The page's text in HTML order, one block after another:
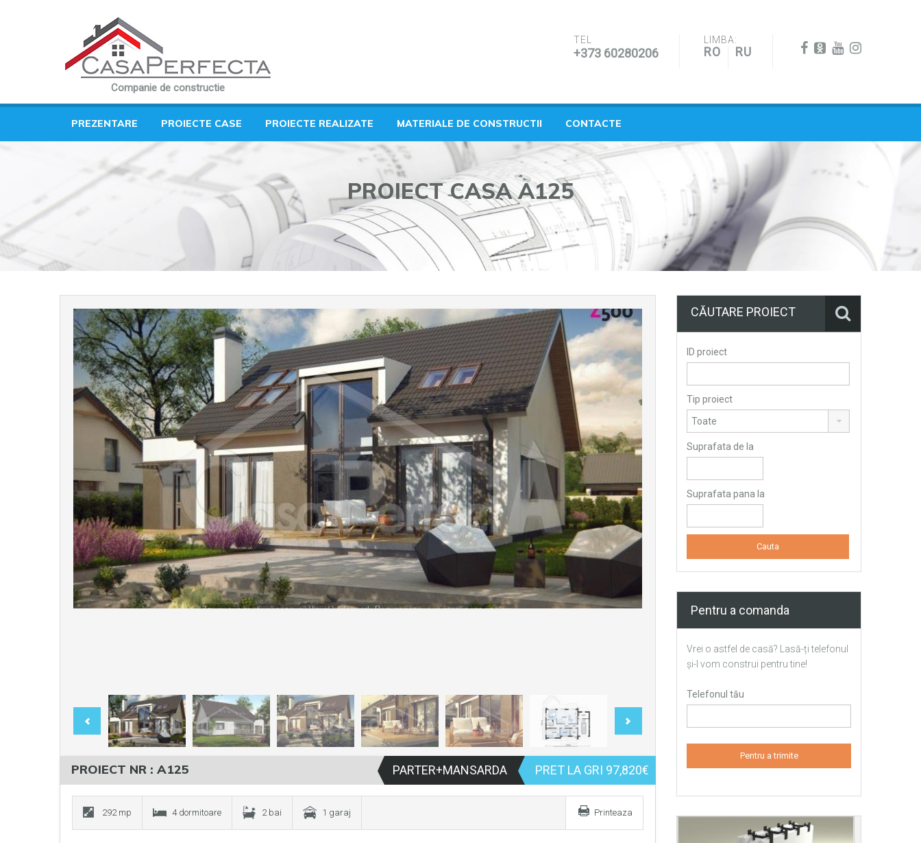
Companie de constructie
TEL
+373 60280206
LIMBA:
RO RU
PREZENTARE PROIECTE CASE PROIECTE REALIZATE MATERIALE DE CONSTRUCTII CONTACTE
PROIECT CASA A125
PROIECT NR : A125 PARTER+MANSARDA PRET LA GRI 97,820€
292 mp 4 dormitoare 2 bai 1 garaj Printeaza
CĂUTARE PROIECT
ID proiect
Tip proiect
Suprafata de la
Suprafata pana la
Pentru a comanda
Vrei o astfel de casă? Lasă-ți telefonul
și-l vom construi pentru tine!
Telefonul tău